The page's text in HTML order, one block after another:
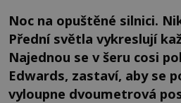
Noc na opuštěné silnici.
Přední světla vykreslují
Najednou se v šeru cosi
Edwards, zastaví, aby se
vyloupne dvoumetrová